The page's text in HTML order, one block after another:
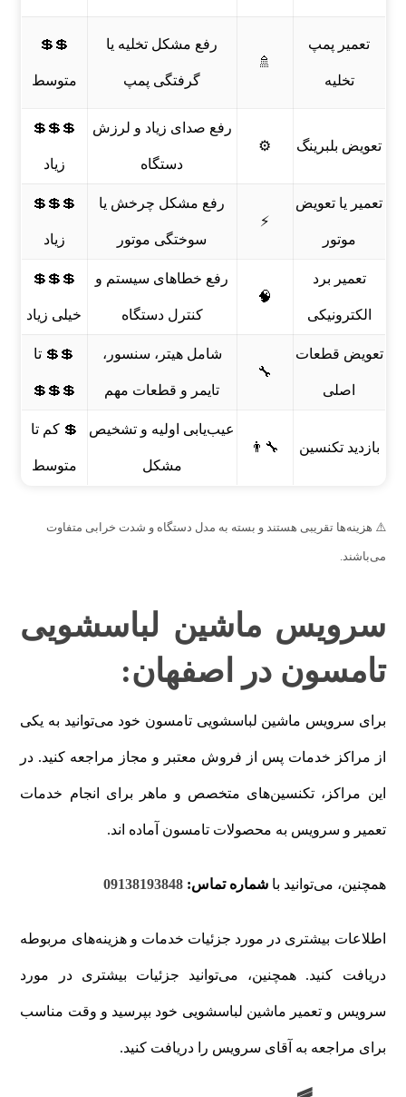
تعمیر پمپ
تخلیه
🚿
رفع مشکل تخلیه یا
گرفتگی پمپ
💲💲
متوسط
تعویض بلبرینگ ⚙️
رفع صدای زیاد و لرزش
دستگاه
💲💲💲
زیاد
تعمیر یا تعویض
موتور
⚡
رفع مشکل چرخش یا
سوختگی موتور
💲💲💲
زیاد
تعمیر برد
الکترونیکی
🧠
رفع خطاهای سیستم و
کنترل دستگاه
💲💲💲
خیلی زیاد
تعویض قطعات
اصلی
🔧
شامل هیتر، سنسور،
تایمر و قطعات مهم
💲💲 تا
💲💲💲
بازدید تکنسین 👨‍🔧
عیب‌یابی اولیه و تشخیص
مشکل
💲 کم تا
متوسط
⚠️ هزینه‌ها تقریبی هستند و بسته به مدل دستگاه و شدت خرابی متفاوت
می‌باشند.
سرویس ماشین لباسشویی
تامسون در اصفهان:
برای سرویس ماشین لباسشویی تامسون خود می‌توانید به یکی
از مراکز خدمات پس از فروش معتبر و مجاز مراجعه کنید. در
این مراکز، تکنسین‌های متخصص و ماهر برای انجام خدمات
تعمیر و سرویس به محصولات تامسون آماده اند.
همچنین، می‌توانید باشماره تماس:
09138193848
اطلاعات بیشتری در مورد جزئیات خدمات و هزینه‌های مربوطه
دریافت کنید. همچنین، می‌توانید جزئیات بیشتری در مورد
سرویس و تعمیر ماشین لباسشویی خود بپرسید و وقت مناسب
برای مراجعه به آقای سرویس را دریافت کنید.